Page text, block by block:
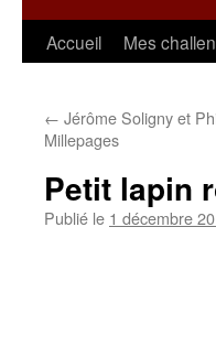
Aller
contenu
Accueil Mes
← Jérôme Soligny et
Millepages
Petit lapin
Publié le 1 décembre